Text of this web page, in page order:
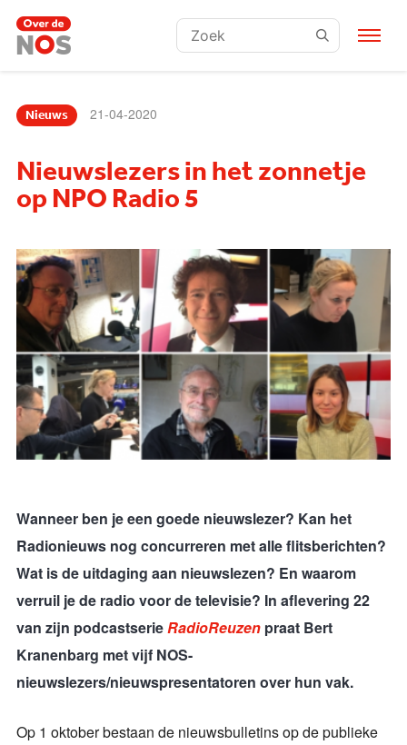
Zoeken:
Nieuws 21-04-2020
Nieuwslezers in het zonnetje
op NPO Radio 5
Wanneer ben je een goede nieuwslezer? Kan het
Radionieuws nog concurreren met alle flitsberichten?
Wat is de uitdaging aan nieuwslezen? En waarom
verruil je de radio voor de televisie? In aflevering 22
van zijn podcastserieRadioReuzen praat Bert
Kranenbarg met vijf NOS-
nieuwslezers/nieuwspresentatoren over hun vak.
Op 1 oktober bestaan de nieuwsbulletins op de publieke